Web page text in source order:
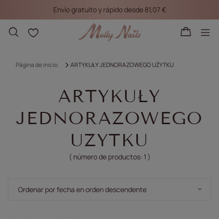
Envío gratuito y rápido desde 81,07 €
Listas de la compra
Página de inicio ARTYKUŁY JEDNORAZOWEGO UŻYTKU
ARTYKUŁY
JEDNORAZOWEGO
UŻYTKU
( número de productos: 1 )
Cambiar la clasificación
Ordenar por fecha en orden descendente